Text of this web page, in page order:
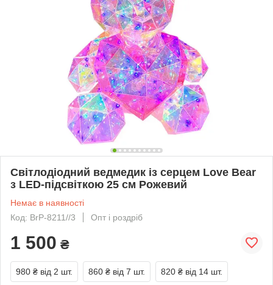
Світлодіодний ведмедик із серцем Love Bear
з LED-підсвіткою 25 см Рожевий
Немає в наявності
Код: BrP-8211//3
Опт і роздріб
1 500 ₴
980 ₴ від 2 шт. 860 ₴ від 7 шт. 820 ₴ від 14 шт.